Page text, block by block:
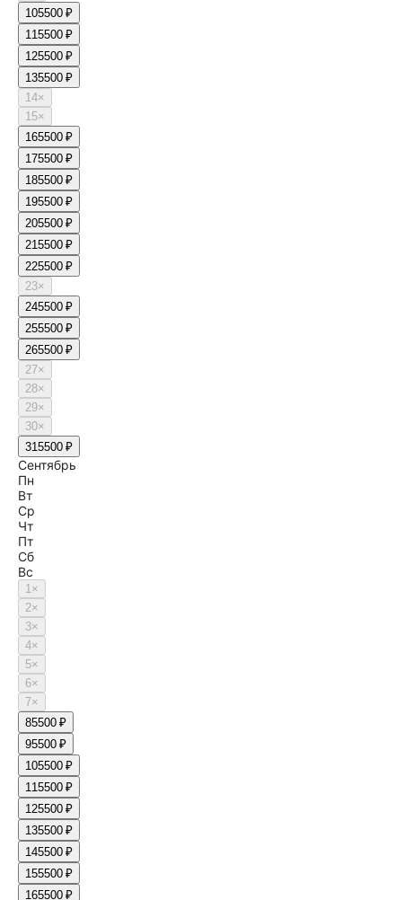
105500 ₽
115500 ₽
125500 ₽
135500 ₽
14×
15×
165500 ₽
175500 ₽
185500 ₽
195500 ₽
205500 ₽
215500 ₽
225500 ₽
23×
245500 ₽
255500 ₽
265500 ₽
27×
28×
29×
30×
315500 ₽
Сентябрь
Пн
Вт
Ср
Чт
Пт
Сб
Вс
1×
2×
3×
4×
5×
6×
7×
85500 ₽
95500 ₽
105500 ₽
115500 ₽
125500 ₽
135500 ₽
145500 ₽
155500 ₽
165500 ₽